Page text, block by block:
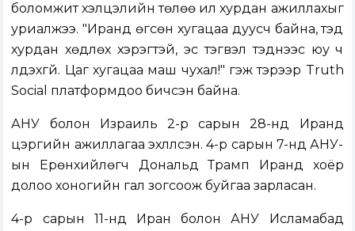
боломжит хэлцэлийн төлөө илүү хурдан ажиллахыг
уриалжээ. "Иранд өгсөн хугацаа дуусч байна, тэд
хурдан хөдлөх хэрэгтэй, эс тэгвэл тэднээс юу ч
үлдэхгүй. Цаг хугацаа маш чухал!" гэж тэрээр Truth
Social платформдоо бичсэн байна.
АНУ болон Израиль 2-р сарын 28-нд Иранд
цэргийн ажиллагаа эхлүүлсэн. 4-р сарын 7-нд АНУ-
ын Ерөнхийлөгч Дональд Трамп Иранд хоёр
долоо хоногийн гал зогсоож буйгаа зарласан.
4-р сарын 11-нд Иран болон АНУ Исламабад